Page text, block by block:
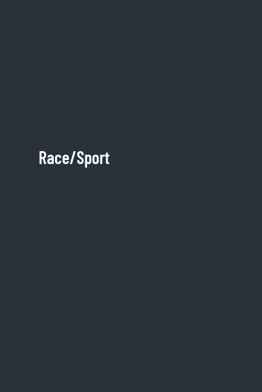
Race/Sport